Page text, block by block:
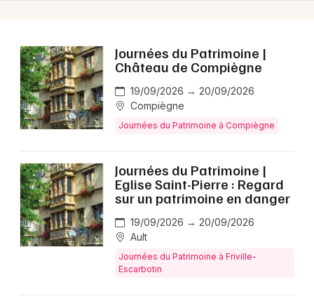
Newsletter des sorties
Artistes en tournée
Actus dans les Hauts-de-France
Magazine dans les Hauts-de-France
Journées du Patrimoine |
Château de Compiègne
19/09/2026 → 20/09/2026
Compiègne
Journées du Patrimoine à Compiègne
Journées du Patrimoine |
Eglise Saint-Pierre : Regard
sur un patrimoine en danger
19/09/2026 → 20/09/2026
Ault
Journées du Patrimoine à Friville-
Escarbotin